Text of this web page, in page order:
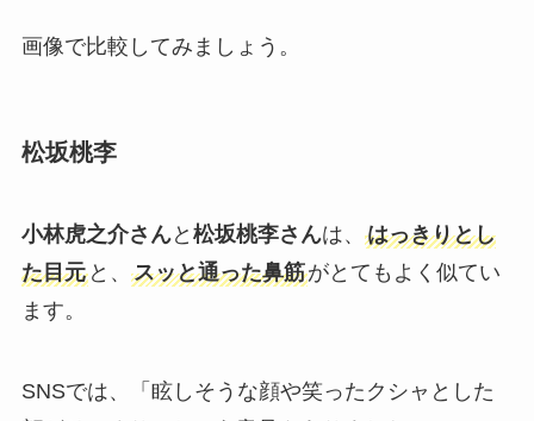
画像で比較してみましょう。
松坂桃李
小林虎之介さんと 松坂桃李さんは、 はっきりとし
た目元と、 スッと通った鼻筋がとてもよく似てい
ます。
SNSでは、「眩しそうな顔や笑ったクシャとした